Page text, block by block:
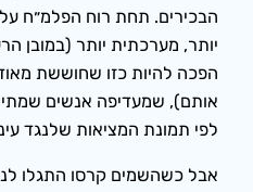
הבכירים. תחת רוח הפלמ״ח
יותר, מערכתית יותר (במובן
הפכה להיות כזו שחוששת
אותם), שמעדיפה אנשים
לפי תמונת המציאות שלנגד
אבל כשהשמים קרסו התגלו